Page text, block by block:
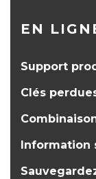
EN
Support
Clés
Information